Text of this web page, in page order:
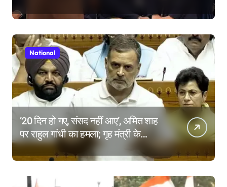
National
’20 दिन हो गए, संसद नहीं आए’, अमित शाह
पर राहुल गांधी का हमला; गृह मंत्री के
इस्तीफे की मांग क्यों?